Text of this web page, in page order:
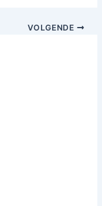
VOLGENDE